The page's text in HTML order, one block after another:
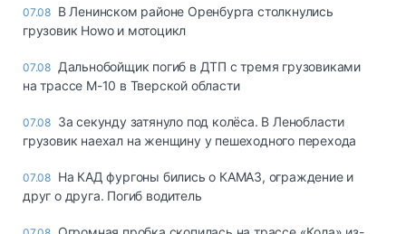
07.08 В Ленинском районе Оренбурга столкнулись
грузовик Howo и мотоцикл
07.08 Дальнобойщик погиб в ДТП с тремя грузовиками
на трассе М-10 в Тверской области
07.08 За секунду затянуло под колёса. В Ленобласти
грузовик наехал на женщину у пешеходного перехода
07.08 На КАД фургоны бились о КАМАЗ, ограждение и
друг о друга. Погиб водитель